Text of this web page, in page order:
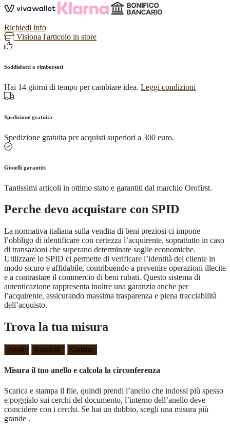
e
bianco
quantità
Richiedi info
Visiona l'articolo in store
Soddisfatti o rimborsati
Hai 14 giorni di tempo per cambiare idea. Leggi condizioni
Spedizione gratuita
Spedizione gratuita per acquisti superiori a 300 euro.
Gioielli garantiti
Tantissimi articoli in ottimo stato e garantiti dal marchio Orofirst.
Perche devo acquistare con SPID
La normativa italiana sulla vendita di beni preziosi ci impone
l’obbligo di identificare con certezza l’acquirente, soprattutto in caso
di transazioni che superano determinate soglie economiche.
Utilizzare lo SPID ci permette di verificare l’identità del cliente in
modo sicuro e affidabile, contribuendo a prevenire operazioni illecite
e a contrastare il commercio di beni rubati. Questo sistema di
autenticazione rappresenta inoltre una garanzia anche per
l’acquirente, assicurando massima trasparenza e piena tracciabilità
dell’acquisto.
Trova la tua misura
Anelli Bracciali Collane
Misura il tuo anello e calcola la circonferenza
Scarica e stampa il file, quindi prendi l’anello che indossi più spesso
e poggialo sui cerchi del documento, l’interno dell’anello deve
coincidere con i cerchi. Se hai un dubbio, scegli una misura più
grande .